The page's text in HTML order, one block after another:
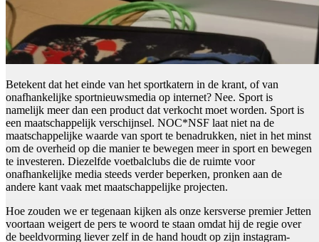
Betekent dat het einde van het sportkatern in de krant, of van
onafhankelijke sportnieuwsmedia op internet? Nee. Sport is
namelijk meer dan een product dat verkocht moet worden. Sport is
een maatschappelijk verschijnsel. NOC*NSF laat niet na de
maatschappelijke waarde van sport te benadrukken, niet in het minst
om de overheid op die manier te bewegen meer in sport en bewegen
te investeren. Diezelfde voetbalclubs die de ruimte voor
onafhankelijke media steeds verder beperken, pronken aan de
andere kant vaak met maatschappelijke projecten.
Hoe zouden we er tegenaan kijken als onze kersverse premier Jetten
voortaan weigert de pers te woord te staan omdat hij de regie over
de beeldvorming liever zelf in de hand houdt op zijn instagram-